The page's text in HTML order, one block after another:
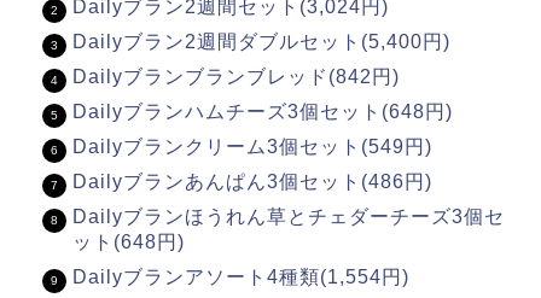
Dailyブラン2週間セット(3,024円)
Dailyブラン2週間ダブルセット(5,400円)
Dailyブランブランブレッド(842円)
Dailyブランハムチーズ3個セット(648円)
Dailyブランクリーム3個セット(549円)
Dailyブランあんぱん3個セット(486円)
Dailyブランほうれん草とチェダーチーズ3個セ
ット(648円)
Dailyブランアソート4種類(1,554円)